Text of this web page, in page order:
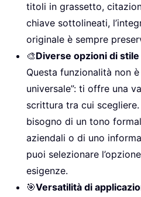
titoli in grassetto,
chiave sottolineati,
originale è sempre
🎨Diverse opzioni di
Questa funzionalità non
universale”: ti offre una
scrittura tra cui
bisogno di un tono
aziendali o di uno
puoi selezionare
esigenze.
🎯Versatilità di